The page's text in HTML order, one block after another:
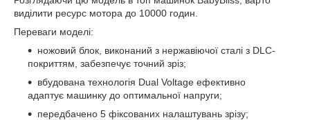
виділити ресурс мотора до 10000 годин.
Переваги моделі:
ножовий блок, виконаний з нержавіючої сталі з DLC-
покриттям, забезпечує точний зріз;
вбудована технологія Dual Voltage ефективно
адаптує машинку до оптимальної напруги;
передбачено 5 фіксованих налаштувань зрізу;